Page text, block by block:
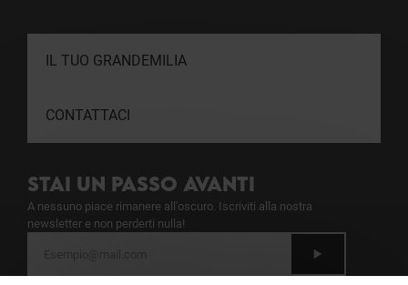
IL TUO GRANDEMILIA
CONTATTACI
STAI UN PASSO AVANTI
A nessuno piace rimanere all'oscuro. Iscriviti alla nostra
newsletter e non perderti nulla!